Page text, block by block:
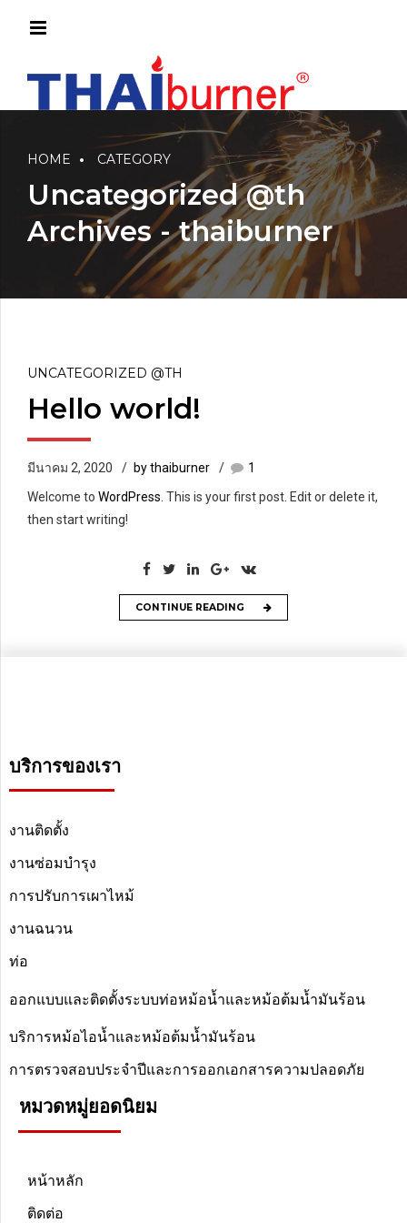
HOME CATEGORY
Uncategorized @th
Archives - thaiburner
UNCATEGORIZED @TH
Hello world!
มีนาคม 2, 2020 by thaiburner
1
Welcome to WordPress . This is your first post. Edit or delete it,
then start writing!
CONTINUE READING
บริการของเรา
งานติดตั้ง
งานซ่อมบำรุง
การปรับการเผาไหม้
งานฉนวน
ท่อ
ออกแบบและติดตั้งระบบท่อหม้อน้ำและหม้อต้มน้ำมันร้อน
บริการหม้อไอน้ำและหม้อต้มน้ำมันร้อน
การตรวจสอบประจำปีและการออกเอกสารความปลอดภัย
หมวดหมู่ยอดนิยม
หน้าหลัก
ติดต่อ